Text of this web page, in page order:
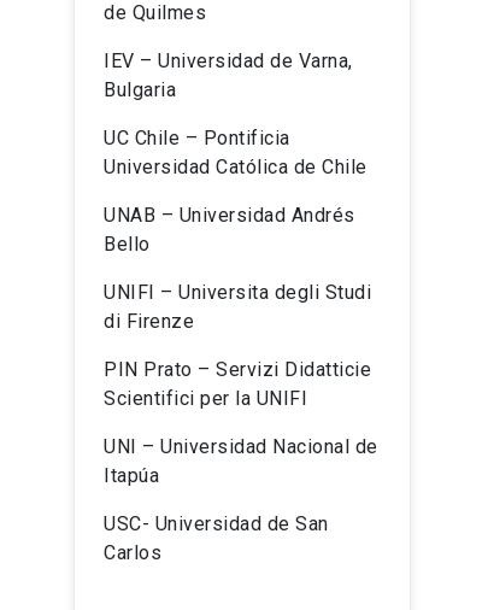
de Quilmes
IEV – Universidad de Varna,
Bulgaria
UC Chile – Pontificia
Universidad Católica de Chile
UNAB – Universidad Andrés
Bello
UNIFI – Universita degli Studi
di Firenze
PIN Prato – Servizi Didatticie
Scientifici per la UNIFI
UNI – Universidad Nacional de
Itapúa
USC- Universidad de San
Carlos